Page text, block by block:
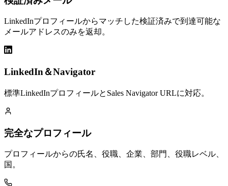
LinkedInプロフィールからマッチした検証済みで到達可能な
メールアドレスのみを返却。
LinkedIn＆Navigator
標準LinkedInプロフィールとSales Navigator URLに対応。
完全なプロフィール
プロフィールからの氏名、役職、企業、部門、役職レベル、
国。